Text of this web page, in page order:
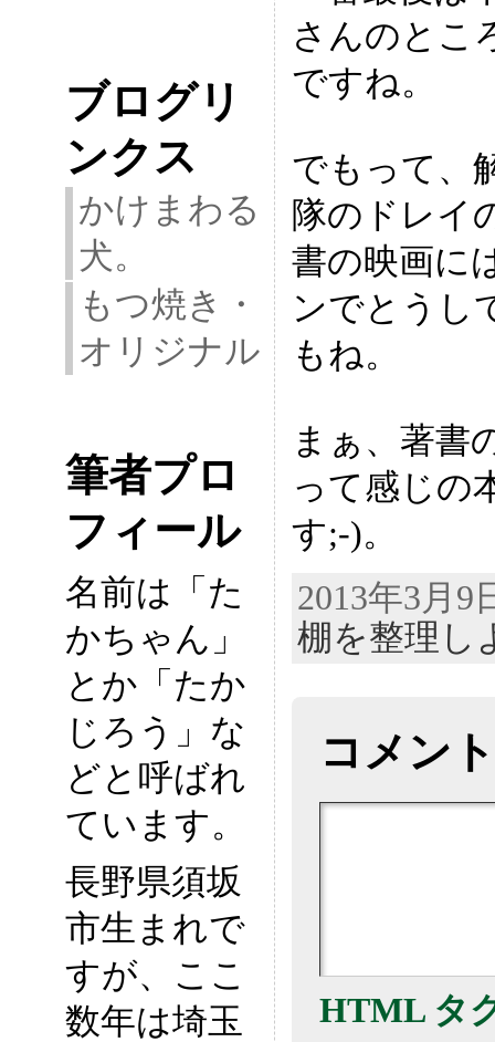
ブログリ
ンクス
かけまわる
犬。
もつ焼き・
オリジナル
筆者プロ
フィール
名前は「た
かちゃん」
とか「たか
じろう」な
どと呼ばれ
ています。
長野県須坂
市生まれで
すが、ここ
数年は埼玉
さんのとこ
ですね。
でもって、
隊のドレイ
書の映画に
ンでとうし
もね。
まぁ、著書
って感じの
す;-)。
2013年3月
棚を整理し
コメント
HTML タ